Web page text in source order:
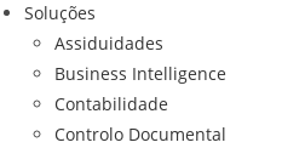
Soluções
Assiduidades
Business Intelligence
Contabilidade
Controlo Documental